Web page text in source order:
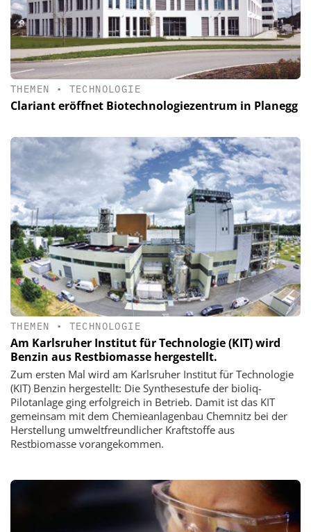
THEMEN • TECHNOLOGIE
Clariant eröffnet Biotechnologiezentrum in Planegg
THEMEN • TECHNOLOGIE
Am Karlsruher Institut für Technologie (KIT) wird
Benzin aus Restbiomasse hergestellt.
Zum ersten Mal wird am Karlsruher Institut für Technologie
(KIT) Benzin hergestellt: Die Synthesestufe der bioliq-
Pilotanlage ging erfolgreich in Betrieb. Damit ist das KIT
gemeinsam mit dem Chemieanlagenbau Chemnitz bei der
Herstellung umweltfreundlicher Kraftstoffe aus
Restbiomasse vorangekommen.